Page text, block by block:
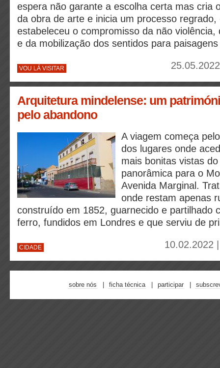
espera não garante a escolha certa mas cria
da obra de arte e inicia um processo regrado,
estabeleceu o compromisso da não violência,
e da mobilização dos sentidos para
VOU LÁ VISITAR
Arquitetura mindelense: um
pelo abandono
A viagem começa
dos lugares onde
mais bonitas vistas
panorâmica para o
Avenida Marginal.
onde restam apenas
construído em 1852, guarnecido e partilhado
ferro, fundidos em Londres e que serviu de
CIDADE 10.02.2022
sobre nós ficha técnica participar